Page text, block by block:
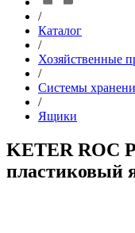
/
Каталог
/
Хозяйственные
/
Системы
/
Ящики
KETER ROC
пластиковый